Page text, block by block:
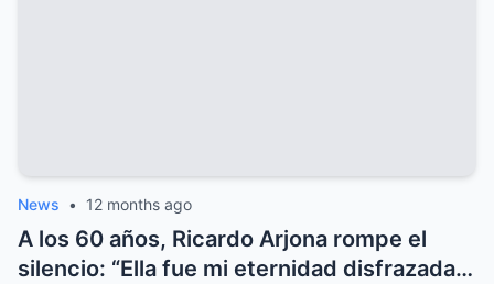
News • 12 months ago
A los 60 años, Ricardo Arjona rompe el
silencio: “Ella fue mi eternidad disfrazada